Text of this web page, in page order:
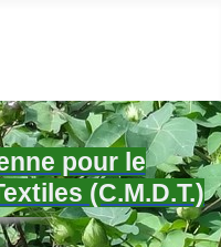
pour le
(C.M.D.T.)